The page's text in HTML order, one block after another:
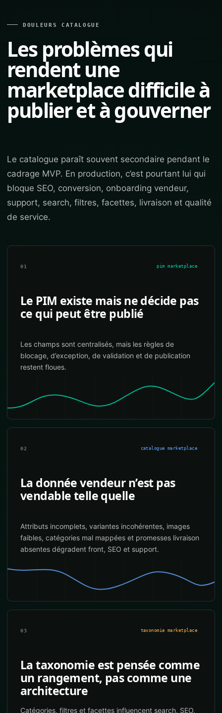
DOULEURS CATALOGUE
Les problèmes qui
rendent une
marketplace difficile à
publier et à gouverner
Le catalogue paraît souvent secondaire pendant le
cadrage MVP. En production, c’est pourtant lui qui
bloque SEO, conversion, onboarding vendeur,
support, search, filtres, facettes, livraison et qualité
de service.
01 pim marketplace
Le PIM existe mais ne décide pas
ce qui peut être publié
Les champs sont centralisés, mais les règles de
blocage, d’exception, de validation et de publication
restent floues.
02 catalogue marketplace
La donnée vendeur n’est pas
vendable telle quelle
Attributs incomplets, variantes incohérentes, images
faibles, catégories mal mappées et promesses livraison
absentes dégradent front, SEO et support.
03 taxonomie marketplace
La taxonomie est pensée comme
un rangement, pas comme une
architecture
Catégories, filtres et facettes influencent search, SEO,